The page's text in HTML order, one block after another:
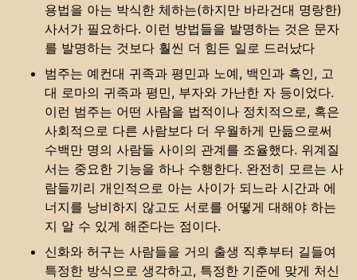
용법을 아는 박식한 체하는(하지만 바라건대 명랑한)
사서가 필요하다. 이런 방법들을 발명하는 것은 문자
를 발명하는 것보다 훨씬 더 힘든 일로 드러났다
범주는 예컨대 귀족과 평민과 노예, 백인과 흑인, 고
대 로마의 귀족과 평민, 부자와 가난한 자 등이었다.
이런 범주는 어떤 사람을 법적이나 정치적으로, 혹은
사회적으로 다른 사람보다 더 우월하게 만듦으로써
수백만 명의 사람들 사이의 관계를 조율했다. 위계질
서는 중요한 기능을 하나 수행한다. 완전히 모르는 사
람들끼리 개인적으로 아는 사이가 되느라 시간과 에
너지를 낭비하지 않고도 서로를 어떻게 대해야 하는
지 알 수 있게 해준다는 점이다.
신화와 허구는 사람들을 거의 출생 직후부터 길들여
특정한 방식으로 생각하고, 특정한 기준에 맞게 처신